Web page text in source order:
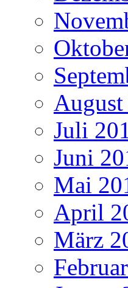
Juli
Juni
Mai
April
März